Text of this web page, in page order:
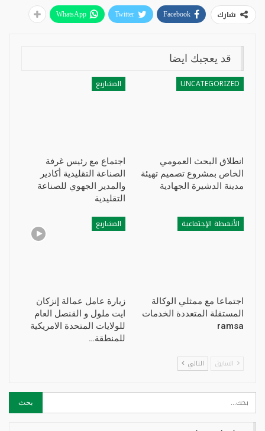
شارك Facebook
Twitter
WhatsApp
قد يعجبك ايضا
UNCATEGORIZED
انطلاق البحث العمومي
الخاص بمشروع تصميم تهيئة
مدينة الدشيرة الجهادية
المشاريع
اجتماع مع رئيس غرفة
الصناعة التقليدية أكادير
والمدير الجهوي للصناعة
التقليدية
الأنشطة الإجتماعية
اجتماعا مع ممثلي الوكالة
المستقلة المتعددة الخدمات
ramsa
المشاريع
زيارة عامل عمالة إنزكان
ايت ملول و القنصل العام
للولايات المتحدة الامريكية
للمنطقة…
السابق التالي